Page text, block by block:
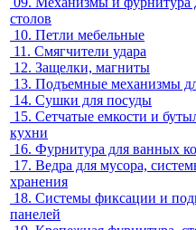
столов
10. Петли мебельные
11. Смягчители удара
12. Защелки, магниты
13. Подъемные механизмы
14. Сушки для посуды
15. Сетчатые емкости и
кухни
16. Фурнитура для ванных
17. Ведра для мусора,
хранения
18. Системы фиксации и
панелей